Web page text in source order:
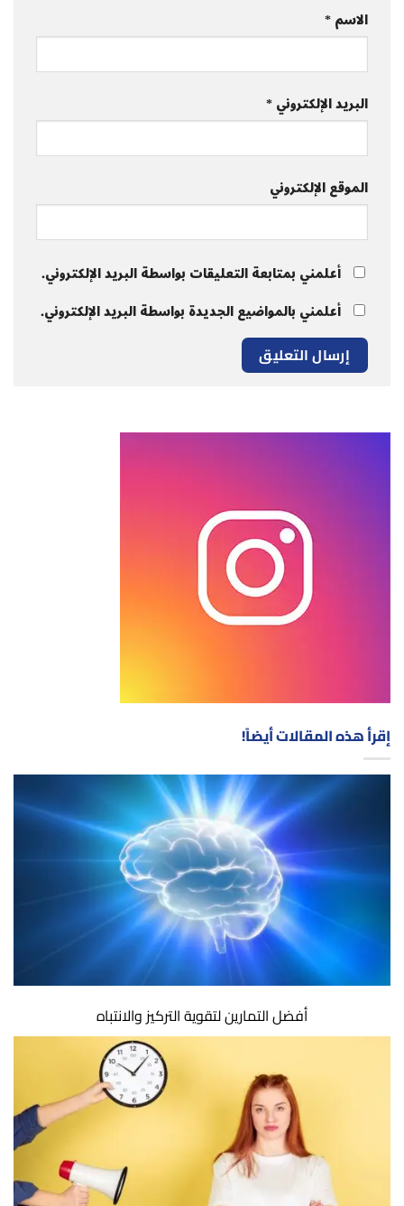
الاسم*
البريد الإلكتروني*
الموقع الإلكتروني
أعلمني بمتابعة التعليقات بواسطة البريد الإلكتروني.
أعلمني بالمواضيع الجديدة بواسطة البريد الإلكتروني.
إقرأ هذه المقالات أيضاً!
أفضل التمارين لتقوية التركيز والانتباه